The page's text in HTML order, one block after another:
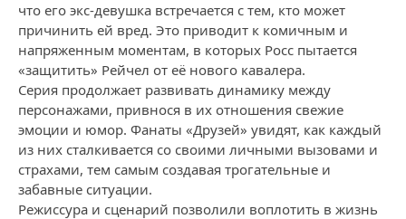
что его экс-девушка встречается с тем, кто может
причинить ей вред. Это приводит к комичным и
напряженным моментам, в которых Росс пытается
«защитить» Рейчел от её нового кавалера.
Серия продолжает развивать динамику между
персонажами, привнося в их отношения свежие
эмоции и юмор. Фанаты «Друзей» увидят, как каждый
из них сталкивается со своими личными вызовами и
страхами, тем самым создавая трогательные и
забавные ситуации.
Режиссура и сценарий позволили воплотить в жизнь